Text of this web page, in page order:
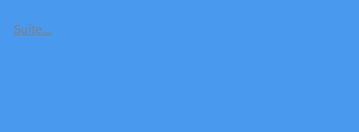
Suite…